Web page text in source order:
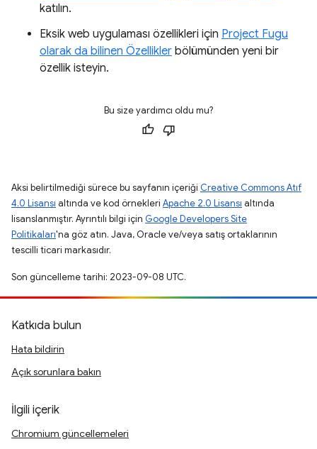
katılın.
Eksik web uygulaması özellikleri için Project Fugu
olarak da bilinen Özellikler bölümünden yeni bir
özellik isteyin.
Bu size yardımcı oldu mu?
Aksi belirtilmediği sürece bu sayfanın içeriği Creative Commons Atıf
4.0 Lisansı altında ve kod örnekleri Apache 2.0 Lisansı altında
lisanslanmıştır. Ayrıntılı bilgi için Google Developers Site
Politikaları'na göz atın. Java, Oracle ve/veya satış ortaklarının
tescilli ticari markasıdır.
Son güncelleme tarihi: 2023-09-08 UTC.
Katkıda bulun
Hata bildirin
Açık sorunlara bakın
İlgili içerik
Chromium güncellemeleri